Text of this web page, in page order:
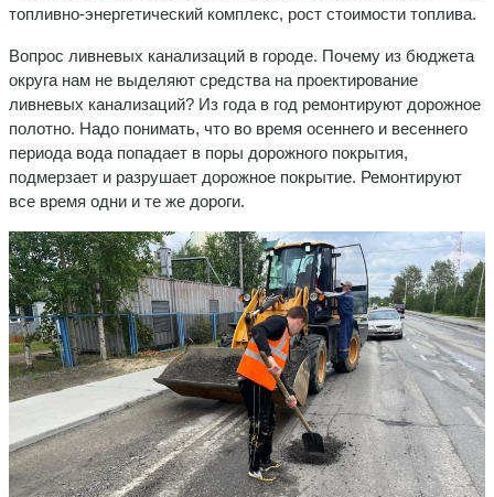
топливно-энергетический комплекс, рост стоимости топлива.
Вопрос ливневых канализаций в городе. Почему из бюджета
округа нам не выделяют средства на проектирование
ливневых канализаций? Из года в год ремонтируют дорожное
полотно. Надо понимать, что во время осеннего и весеннего
периода вода попадает в поры дорожного покрытия,
подмерзает и разрушает дорожное покрытие. Ремонтируют
все время одни и те же дороги.